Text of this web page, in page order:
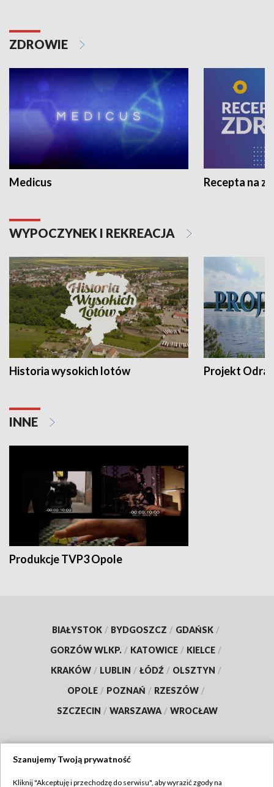
ZDROWIE
Medicus Recepta na
WYPOCZYNEK I REKREACJA
Historia wysokich lotów Projekt Odra
INNE
Produkcje TVP3 Opole
BIAŁYSTOK / BYDGOSZCZ / GDAŃSK /
GORZÓW WLKP. / KATOWICE / KIELCE /
KRAKÓW / LUBLIN / ŁÓDŹ / OLSZTYN /
OPOLE / POZNAŃ / RZESZÓW /
SZCZECIN / WARSZAWA / WROCŁAW
Szanujemy Twoją prywatność
Kliknij "Akceptuję i przechodzę do serwisu", aby wyrazić zgody na